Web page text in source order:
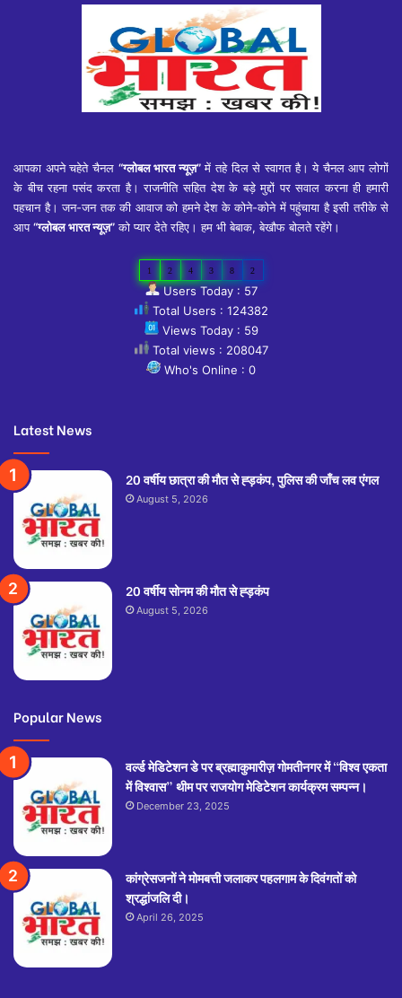
आपका अपने चहेते चैनल “ग्लोबल भारत न्यूज़”में तहे दिल से स्वागत है। ये चैनल आप लोगों
के बीच रहना पसंद करता है। राजनीति सहित देश के बड़े मुद्दों पर सवाल करना ही हमारी
पहचान है। जन-जन तक की आवाज को हमने देश के कोने-कोने में पहुंचाया है इसी तरीके से
आप“ग्लोबल भारत न्यूज़”को प्यार देते रहिए। हम भी बेबाक, बेखौफ बोलते रहेंगे।
1 2 4 3 8 2
Users Today : 57
Total Users : 124382
Views Today : 59
Total views : 208047
Who's Online : 0
Latest News
20 वर्षीय छात्रा की मौत से ह्ड़कंप, पुलिस की जाँच लव एंगल
August 5, 2026
20 वर्षीय सोनम की मौत से ह्ड़कंप
August 5, 2026
Popular News
वर्ल्ड मेडिटेशन डे पर ब्रह्माकुमारीज़ गोमतीनगर में “विश्व एकता
में विश्वास” थीम पर राजयोग मेडिटेशन कार्यक्रम सम्पन्न।
December 23, 2025
कांग्रेसजनों ने मोमबत्ती जलाकर पहलगाम के दिवंगतों को
श्रद्धांजलि दी।
April 26, 2025